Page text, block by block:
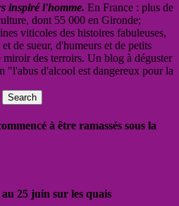
inspiré l'homme. En France : plus de
dont 55 000 en Gironde;
viticoles des histoires fabuleuses,
de sueur, d'humeurs et de petits
des terroirs. Un blog à déguster
"l'abus d'alcool est dangereux pour la
à être ramassés sous la
25 juin sur les quais